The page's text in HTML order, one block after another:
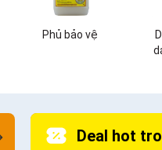
Phủ bảo vệ
Deal hot